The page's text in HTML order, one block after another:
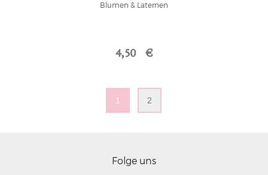
Blumen & Laternen
4,50 €
1 2
Folge uns